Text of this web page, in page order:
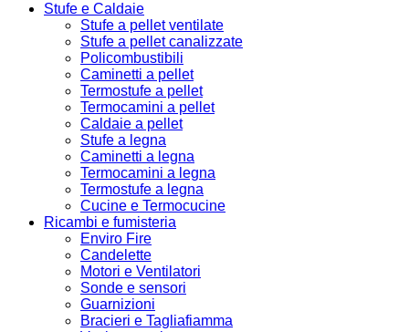
Stufe e Caldaie
Stufe a pellet ventilate
Stufe a pellet canalizzate
Policombustibili
Caminetti a pellet
Termostufe a pellet
Termocamini a pellet
Caldaie a pellet
Stufe a legna
Caminetti a legna
Termocamini a legna
Termostufe a legna
Cucine e Termocucine
Ricambi e fumisteria
Enviro Fire
Candelette
Motori e Ventilatori
Sonde e sensori
Guarnizioni
Bracieri e Tagliafiamma